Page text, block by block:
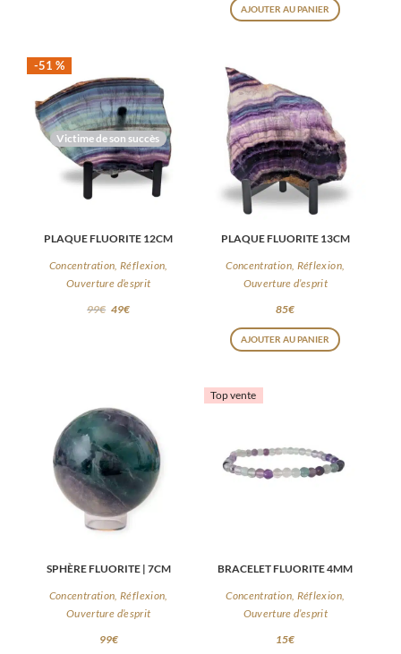
AJOUTER AU PANIER
Victime de son succès
-51 %
PLAQUE FLUORITE 12CM
Concentration, Réflexion,
Ouverture d’esprit
99€ 49€
PLAQUE FLUORITE 13CM
Concentration, Réflexion,
Ouverture d’esprit
85€
AJOUTER AU PANIER
SPHÈRE FLUORITE | 7CM
Concentration, Réflexion,
Ouverture d’esprit
99€
Top vente
BRACELET FLUORITE 4MM
Concentration, Réflexion,
Ouverture d’esprit
15€